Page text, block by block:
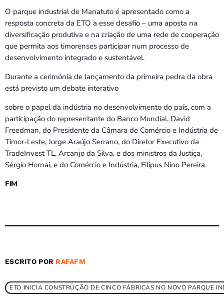
O parque industrial de Manatuto é apresentado como a
resposta concreta da ETO a esse desafio – uma aposta na
diversificação produtiva e na criação de uma rede de cooperação
que permita aos timorenses participar num processo de
desenvolvimento integrado e sustentável.
Durante a cerimónia de lançamento da primeira pedra da obra
está previsto um debate interativo
sobre o papel da indústria no desenvolvimento do país, com a
participação do representante do Banco Mundial, David
Freedman, do Presidente da Câmara de Comércio e Indústria de
Timor-Leste, Jorge Araújo Serrano, do Diretor Executivo da
TradeInvest TL, Arcanjo da Silva, e dos ministros da Justiça,
Sérgio Hornai, e do Comércio e Indústria, Filipus Nino Pereira.
FIM
ESCRITO POR RAFAFM
ETO INICIA CONSTRUÇÃO DE CINCO FÁBRICAS NO NOVO PARQUE